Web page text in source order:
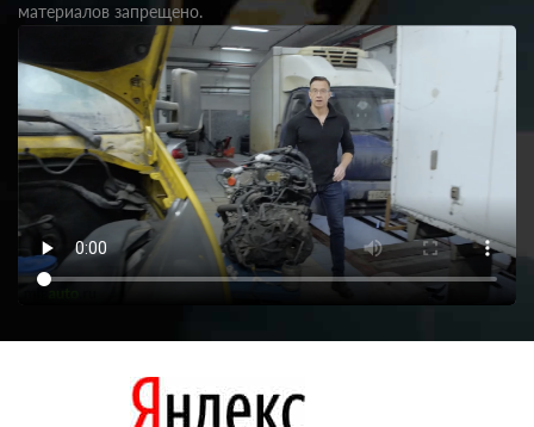
материалов запрещено.